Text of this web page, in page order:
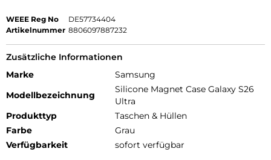
WEEE Reg No
DE57734404
Artikelnummer 8806097887232
Zusätzliche Informationen
Marke
Samsung
Modellbezeichnung
Silicone Magnet Case Galaxy S26
Ultra
Produkttyp
Taschen & Hüllen
Farbe
Grau
Verfügbarkeit
sofort verfügbar